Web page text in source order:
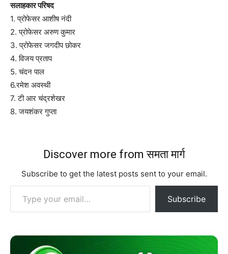
सलाहकार परिषद
1. प्रोफेसर आशीष नंदी
2. प्रोफेसर अरुण कुमार
3. प्रोफेसर जगदीप छोकर
4. विजय प्रताप
5. चंदन पाल
6.रमेश अवस्थी
7. टी आर चंद्रशेखर
8. जयशंकर गुप्ता
Discover more from समता मार्ग
Subscribe to get the latest posts sent to your email.
Type your email…
Subscribe